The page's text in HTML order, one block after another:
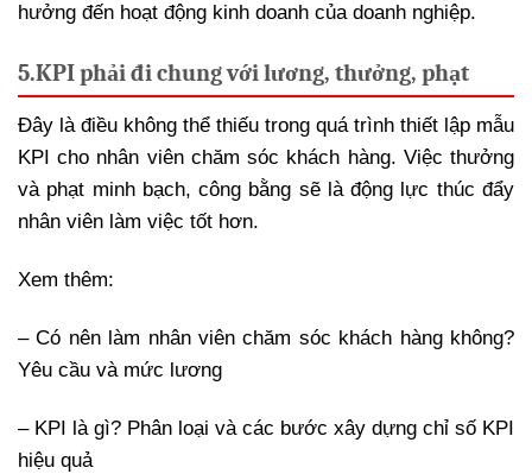
hưởng đến hoạt động kinh doanh của doanh nghiệp.
5.KPI phải đi chung với lương, thưởng, phạt
Đây là điều không thể thiếu trong quá trình thiết lập mẫu
KPI cho nhân viên chăm sóc khách hàng. Việc thưởng
và phạt minh bạch, công bằng sẽ là động lực thúc đẩy
nhân viên làm việc tốt hơn.
Xem thêm:
– Có nên làm nhân viên chăm sóc khách hàng không?
Yêu cầu và mức lương
– KPI là gì? Phân loại và các bước xây dựng chỉ số KPI
hiệu quả